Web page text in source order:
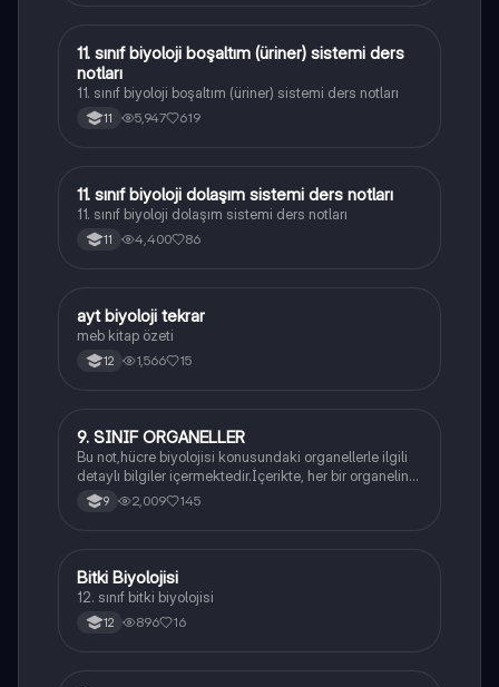
Biyoloji
11. sınıf biyoloji boşaltım (üriner) sistemi ders
notları
11. sınıf biyoloji boşaltım (üriner) sistemi ders notları
11 5,947 619
Biyoloji
11. sınıf biyoloji dolaşım sistemi ders notları
11. sınıf biyoloji dolaşım sistemi ders notları
11 4,400 86
Biyoloji
ayt biyoloji tekrar
meb kitap özeti
12 1,566 15
Biyoloji
9. SINIF ORGANELLER
Bu not,hücre biyolojisi konusundaki organellerle ilgili
detaylı bilgiler içermektedir.İçerikte, her bir organelin
yapısı,fonksiyonları ve hücre içindeki rolü
açıklanmaktadır.
9 2,009 145
Biyoloji
Bitki Biyolojisi
12. sınıf bitki biyolojisi
12 896 16